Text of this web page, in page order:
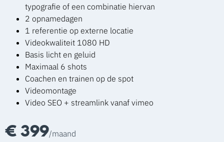
typografie of een combinatie hiervan
2 opnamedagen
1 referentie op externe locatie
Videokwaliteit 1080 HD
Basis licht en geluid
Maximaal 6 shots
Coachen en trainen op de spot
Videomontage
Video SEO + streamlink vanaf vimeo
€ 399/maand